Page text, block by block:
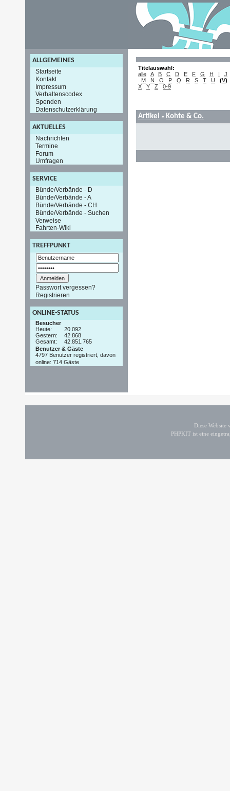
ALLGEMEINES
Startseite
Kontakt
Impressum
Verhaltenscodex
Spenden
Datenschutzerklärung
AKTUELLES
Nachrichten
Termine
Forum
Umfragen
SERVICE
Bünde/Verbände - D
Bünde/Verbände - A
Bünde/Verbände - CH
Bünde/Verbände - Suchen
Verweise
Fahrten-Wiki
TREFFPUNKT
Passwort vergessen?
Registrieren
ONLINE-STATUS
Besucher
Heute:
20.092
Gestern:
42.868
Gesamt:
42.851.765
Benutzer & Gäste
4797 Benutzer registriert, davon
online: 714 Gäste
Titelauswahl:
alle
A B C D E F G H I
J
M
N O P Q R S T U (V)
X
Y Z 0-9
Artikel » Kohte & Co.
Diese
PHPKIT ist eine